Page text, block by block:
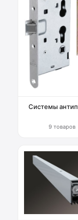
Системы
9 товаров